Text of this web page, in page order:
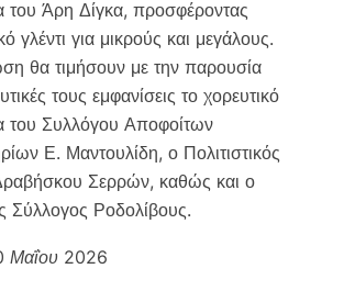
του Άρη Δίγκα, προσφέροντας
γλέντι για μικρούς και μεγάλους.
θα τιμήσουν με την παρουσία
τους εμφανίσεις το χορευτικό
του Συλλόγου Αποφοίτων
Ε. Μαντουλίδη, ο Πολιτιστικός
Σερρών, καθώς και ο
Σύλλογος Ροδολίβους.
Μαΐου 2026